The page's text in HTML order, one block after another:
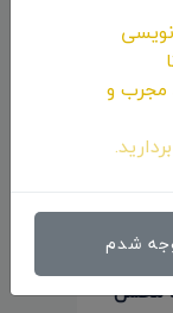
محسن
مجرب و
شدم